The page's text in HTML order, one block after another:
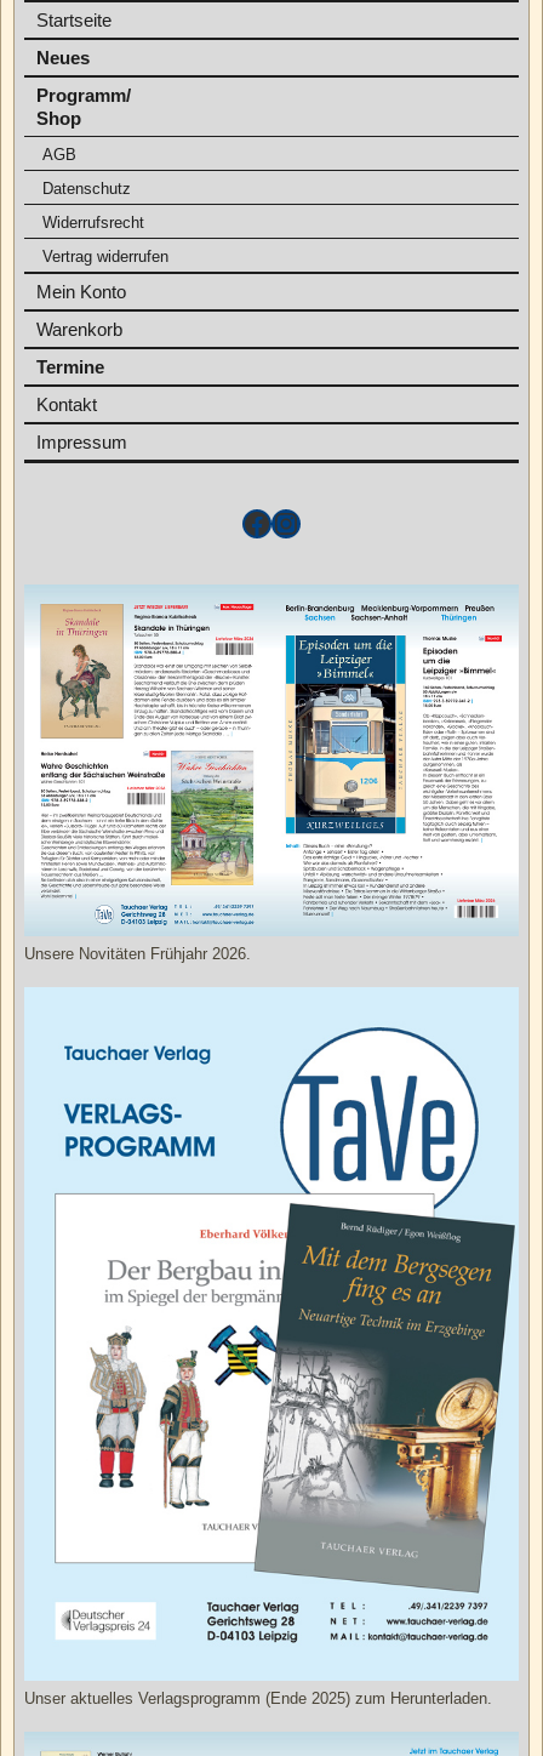
Startseite
Neues
Programm/
Shop
AGB
Datenschutz
Widerrufsrecht
Vertrag widerrufen
Mein Konto
Warenkorb
Termine
Kontakt
Impressum
Unsere Novitäten Frühjahr 2026.
Unser aktuelles Verlagsprogramm (Ende 2025) zum Herunterladen.